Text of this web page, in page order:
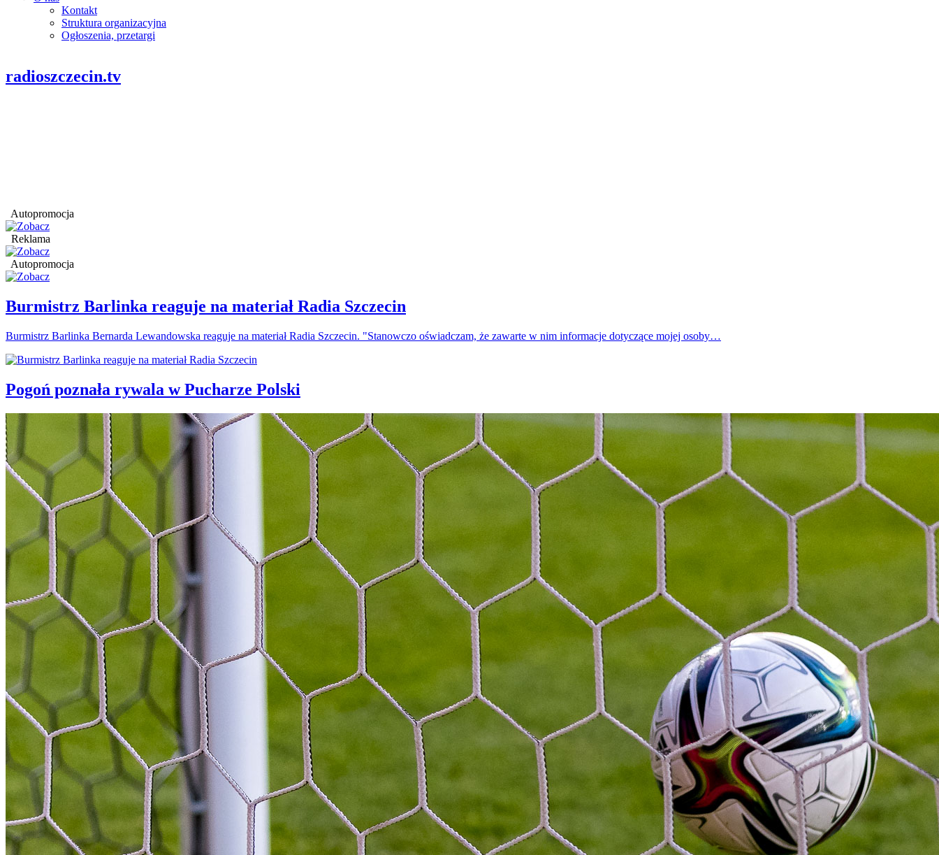
Kontakt
Struktura organizacyjna
Ogłoszenia, przetargi
radioszczecin.tv
Autopromocja
Reklama
Autopromocja
Burmistrz Barlinka reaguje na materiał Radia Szczecin
Burmistrz Barlinka Bernarda Lewandowska reaguje na materiał Radia Szczecin. "Stanowczo oświadczam, że zawarte w nim informacje dotyczące mojej osoby…
Pogoń poznała rywala w Pucharze Polski